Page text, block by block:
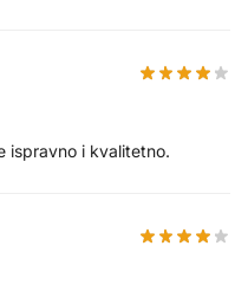
ispravno i kvalitetno.